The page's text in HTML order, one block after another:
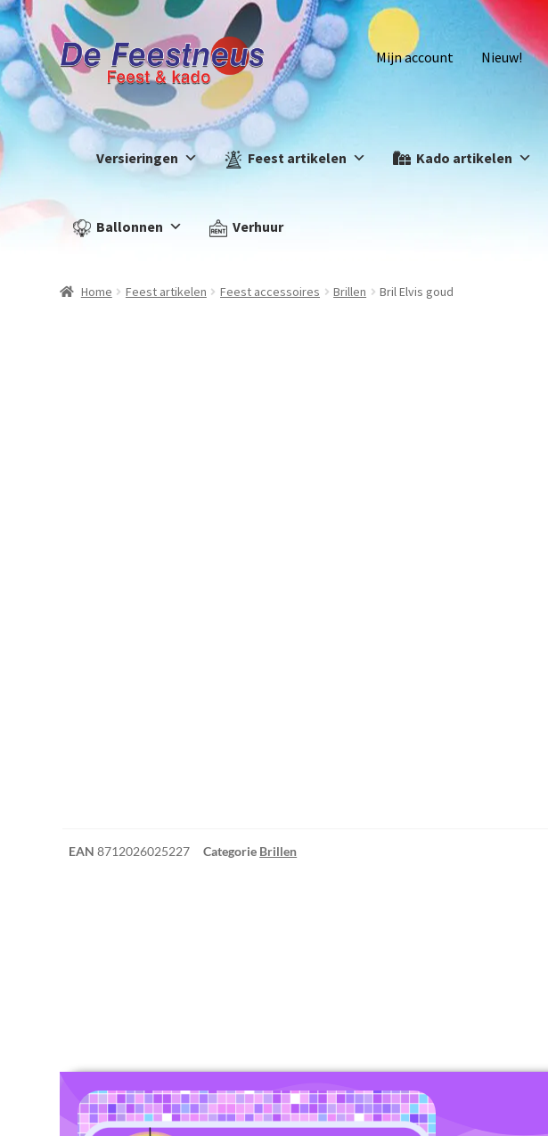
Mijn account Nieuw!
Versieringen Feest artikelen Kado artikelen
Ballonnen Verhuur
Home Feest artikelen Feest accessoires Brillen Bril Elvis goud
EAN8712026025227 Categorie Brillen